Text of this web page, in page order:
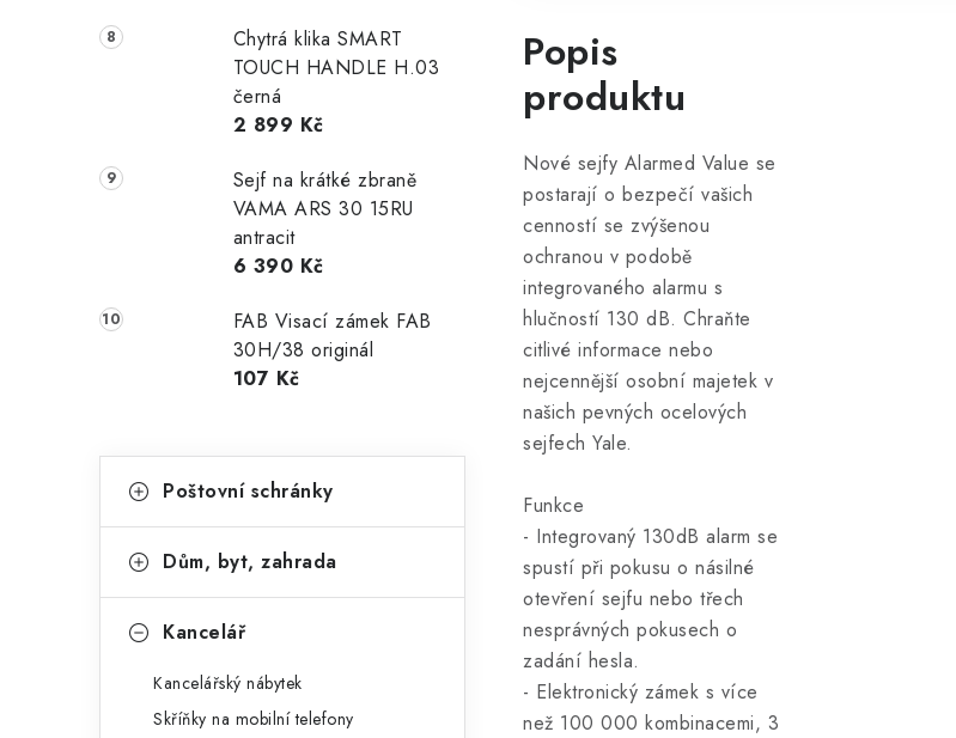
Chytrá klika SMART
TOUCH HANDLE H.03
černá
2 899 Kč
Sejf na krátké zbraně
VAMA ARS 30 15RU
antracit
6 390 Kč
FAB Visací zámek FAB
30H/38 originál
107 Kč
kategorie
a
e
Poštovní schránky
Dům, byt, zahrada
Kancelář
Kancelářský nábytek
Skříňky na mobilní telefony
Popis
produktu
Nové sejfy Alarmed Value se
postarají o bezpečí vašich
cenností se zvýšenou
ochranou v podobě
integrovaného alarmu s
hlučností 130 dB. Chraňte
citlivé informace nebo
nejcennější osobní majetek v
našich pevných ocelových
sejfech Yale.
Funkce
- Integrovaný 130dB alarm se
spustí při pokusu o násilné
otevření sejfu nebo třech
nesprávných pokusech o
zadání hesla.
- Elektronický zámek s více
než 100 000 kombinacemi, 3